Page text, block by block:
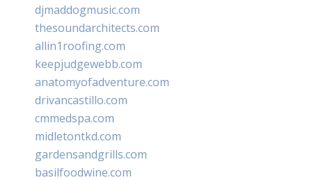
djmaddogmusic.com
thesoundarchitects.com
allin1roofing.com
keepjudgewebb.com
anatomyofadventure.com
drivancastillo.com
cmmedspa.com
midletontkd.com
gardensandgrills.com
basilfoodwine.com